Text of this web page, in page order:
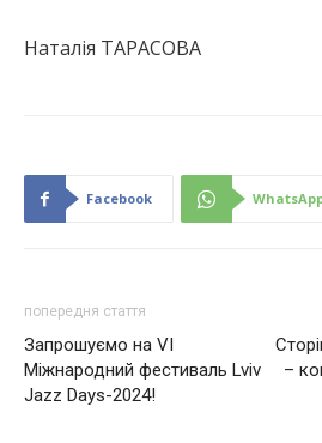
Наталія ТАРАСОВА
Facebook
попередня стаття
Запрошуємо на VI
Міжнародний фестиваль Lviv
Jazz Days-2024!
–